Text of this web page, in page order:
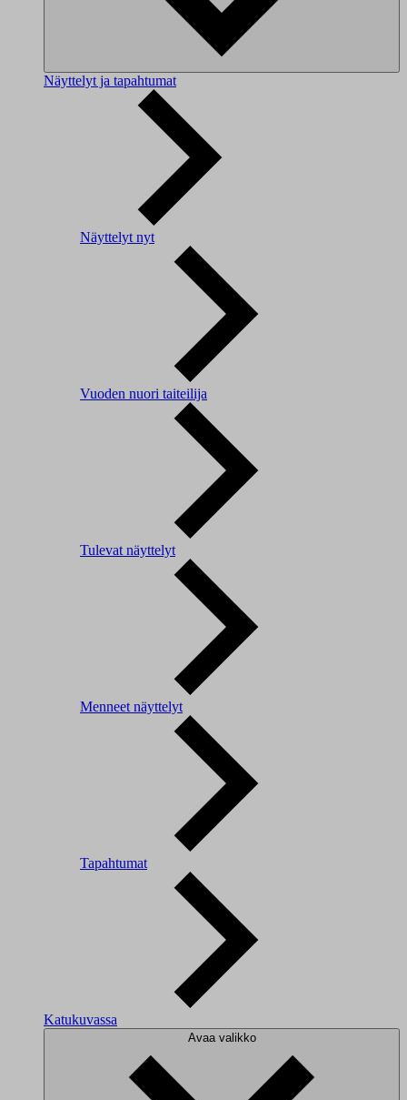
Näyttelyt ja tapahtumat
Näyttelyt nyt
Vuoden nuori taiteilija
Tulevat näyttelyt
Menneet näyttelyt
Tapahtumat
Katukuvassa
Avaa valikko